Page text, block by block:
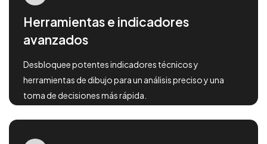
Herramientas e indicadores
avanzados
Desbloquee potentes indicadores técnicos y
herramientas de dibujo para un análisis preciso y una
toma de decisiones más rápida.